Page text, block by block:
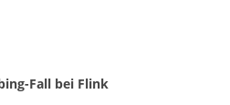
Fall bei Flink